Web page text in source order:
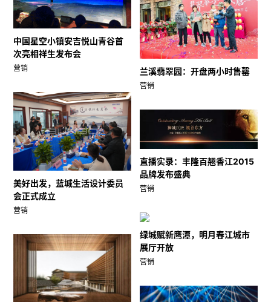
中国星空小镇安吉悦山青谷首
次亮相祥生发布会
营销 兰溪翡翠园：开盘两小时售罄
营销
美好出发，蓝城生活设计委员
会正式成立
营销
直播实录：丰隆百翘香江2015
品牌发布盛典
营销
绿城赋新鹰潭，明月春江城市
展厅开放
营销